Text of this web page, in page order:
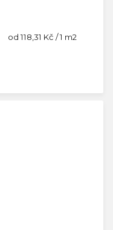
Měrná
od 118,31 Kč / 1 m2